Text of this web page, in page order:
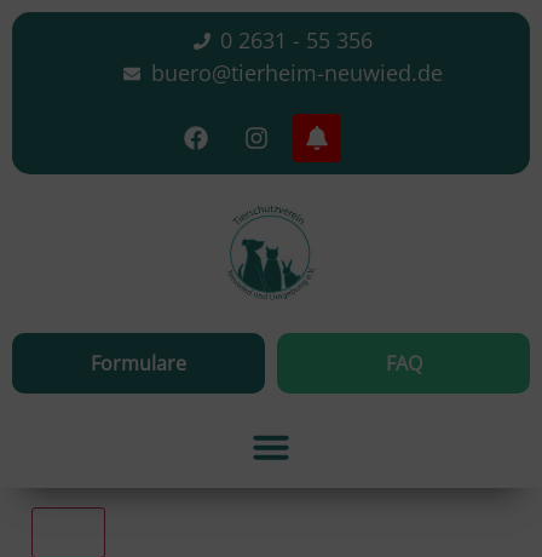
0 2631 - 55 356
buero@tierheim-neuwied.de
Formulare FAQ